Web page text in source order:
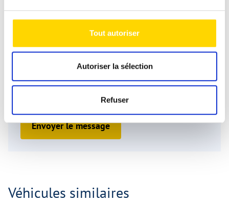
Tout autoriser
Autoriser la sélection
Refuser
sécurisé (norme SSL), vos saisies, ainsi que les données de
contact que vous avez fournies, seront enregistrées dans la
boîte mail pour traiter la demande. Ces données ne seront
pas transmises et sont conservées uniquement pendant la
d’informations, veuillez consulter notreNote sur la
Envoyer le message
Véhicules similaires